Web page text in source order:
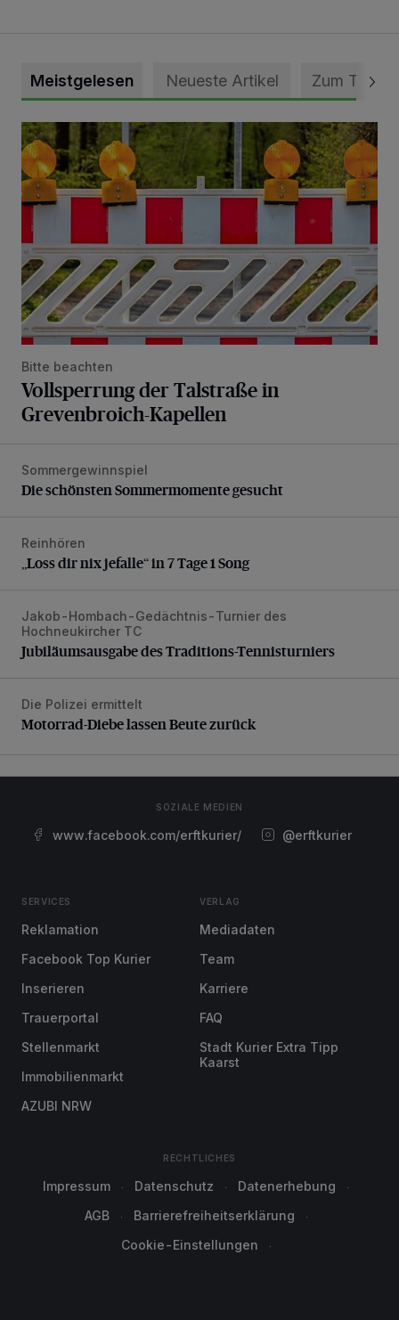
Meistgelesen Neueste Artikel Zum Thema
Vollsperrung der Talstraße in Grevenbroich-Kapellen
Bitte beachten
Vollsperrung der Talstraße in
Grevenbroich-Kapellen
Die schönsten Sommermomente gesucht
Sommergewinnspiel
Die schönsten Sommermomente gesucht
„Loss dir nix jefalle“ in 7 Tage 1 Song
Reinhören
„Loss dir nix jefalle“ in 7 Tage 1 Song
Jubiläumsausgabe des Traditions-Tennisturniers
Jakob-Hombach-Gedächtnis-Turnier des
Hochneukircher TC
Jubiläumsausgabe des Traditions-Tennisturniers
Motorrad-Diebe lassen Beute zurück
Die Polizei ermittelt
Motorrad-Diebe lassen Beute zurück
SOZIALE MEDIEN
www.facebook.com/erftkurier/ @erftkurier
SERVICES
Reklamation
Facebook Top Kurier
Inserieren
Trauerportal
Stellenmarkt
Immobilienmarkt
AZUBI NRW
VERLAG
Mediadaten
Team
Karriere
FAQ
Stadt Kurier Extra Tipp
Kaarst
RECHTLICHES
Impressum Datenschutz
Datenerhebung
AGB
Barrierefreiheitserklärung
Cookie-Einstellungen